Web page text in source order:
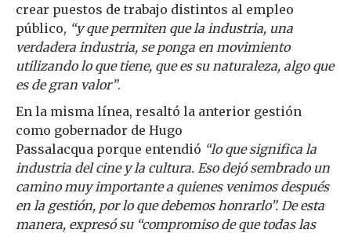
crear puestos de trabajo distintos al empleo
público, “y que permiten que la industria, una
verdadera industria, se ponga en movimiento
utilizando lo que tiene, que es su naturaleza, algo que
es de gran valor”.
En la misma línea, resaltó la anterior gestión
como gobernador de Hugo
Passalacqua porque entendió “lo que significa la
industria del cine y la cultura. Eso dejó sembrado un
camino muy importante a quienes venimos después
en la gestión, por lo que debemos honrarlo”. De esta
manera, expresó su “compromiso de que todas las